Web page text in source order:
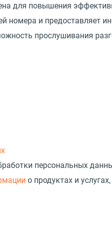
для повышения
номера и предоставляет
прослушивания
персональных
о продуктах и